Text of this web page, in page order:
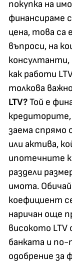
покупка на
финансираме
цена, това са
въпроси, на
консултанти,
как работи
толкова
LTV?Той е
кредиторите,
заема
или актива,
ипотечните
раздели
имота.
коефициент
наричан още
високото LTV
банката и по-
одобрение за